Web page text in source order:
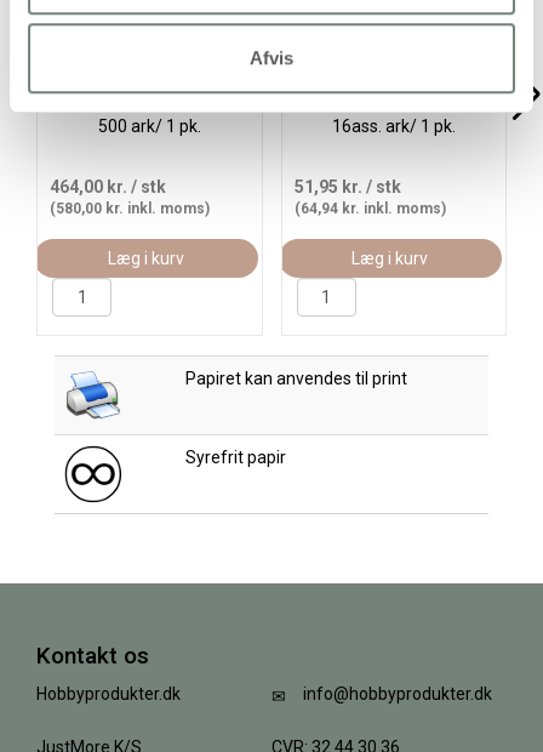
Afvis
500 ark/ 1 pk.
464,00 kr. / stk
(580,00 kr. inkl. moms)
Læg i kurv
16ass. ark/ 1 pk.
51,95 kr. / stk
(64,94 kr. inkl. moms)
Læg i kurv
Papiret kan anvendes til print
Syrefrit papir
Kontakt os
Hobbyprodukter.dk
JustMore K/S
info@hobbyprodukter.dk
CVR: 32 44 30 36